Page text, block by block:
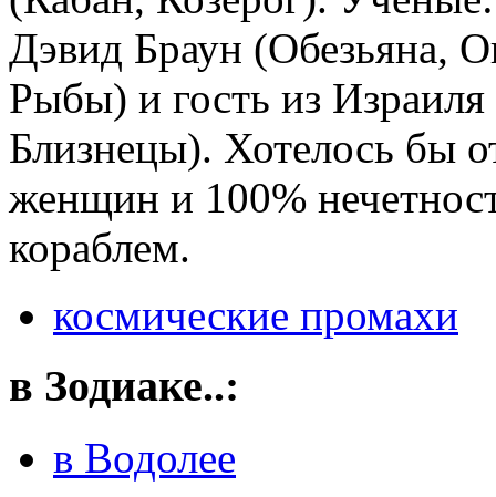
Дэвид Браун (Обезьяна,
Рыбы) и гость из
Близнецы). Хотелось бы
женщин и 100%
кораблем.
космические промахи
в Зодиаке..:
в Водолее